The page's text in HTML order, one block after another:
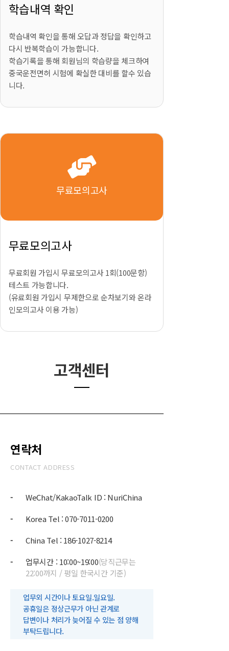
학습내역 확인
학습내역 확인을 통해 오답과 정답을 확인하고
다시 반복학습이 가능합니다.
학습기록을 통해 회원님의 학습량을 체크하여
중국운전면허 시험에 확실한 대비를 할수 있습
니다.
무료모의고사
무료모의고사
무료회원 가입시 무료모의고사 1회(100문항)
테스트 가능합니다.
(유료회원 가입시 무제한으로 순차보기와 온라
인모의고사 이용 가능)
고객센터
연락처
CONTACT ADDRESS
-
WeChat/KakaoTalk ID : NuriChina
-
Korea Tel : 070-7011-0200
-
China Tel : 186-1027-8214
-
업무시간 : 10:00~19:00(당직근무는
22:00까지 / 평일 한국시간 기준)
업무외 시간이나 토요일.일요일.
공휴일은 정상근무가 아닌 관계로
답변이나 처리가 늦어질 수 있는 점 양해
부탁드립니다.